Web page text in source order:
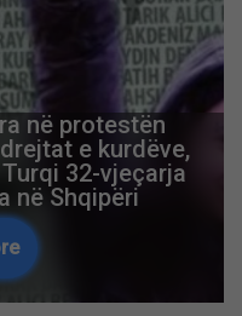
ku vdiqën
Ajeti: Jemi
gjermane